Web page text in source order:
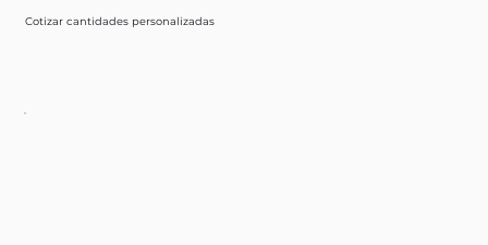
Cotizar cantidades personalizadas